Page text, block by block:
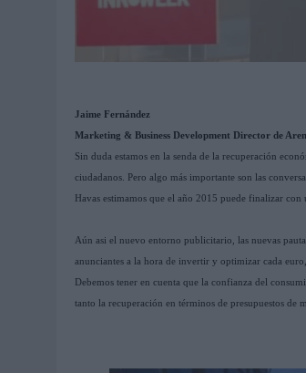
Jaime Fernández
Marketing & Business Development Director de
Sin duda estamos en la senda de la recuperación
ciudadanos. Pero algo más importante son las
Havas estimamos que el año 2015 puede finalizar
Aún asi el nuevo entorno publicitario, las nuevas
anunciantes a la hora de invertir y optimizar cada
Debemos tener en cuenta que la confianza del
tanto la recuperación en términos de presupuestos de